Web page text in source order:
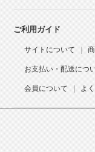
ご利用ガイド
サイトについて
お支払い・配送につ
会員について よ